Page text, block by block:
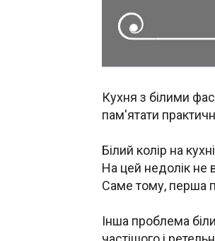
Кухня з білими
пам'ятати
Білий колір на
На цей недолік не
Саме тому, перша
Інша проблема